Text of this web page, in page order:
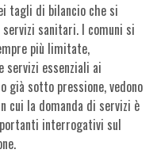
tagli di bilancio che si
sanitari. I comuni si
più limitate,
essenziali ai
sotto pressione, vedono
cui la domanda di servizi è
interrogativi sul